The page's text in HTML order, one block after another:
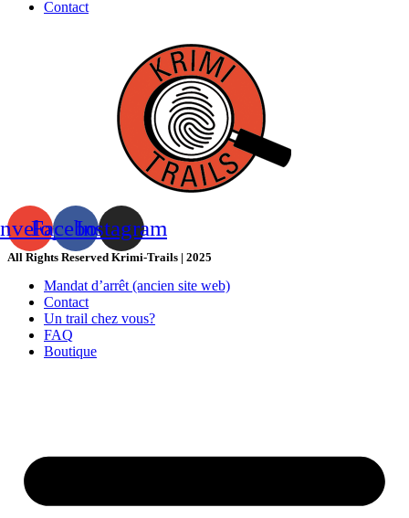
Contact
FacebookInstagram
All Rights Reserved Krimi-Trails | 2025
Mandat d’arrêt (ancien site web)
Contact
Un trail chez vous?
FAQ
Boutique